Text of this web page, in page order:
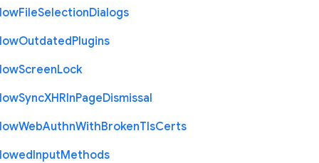
FileSelectionDialogs
OutdatedPlugins
ScreenLock
SyncXHRInPageDismissal
WebAuthnWithBrokenTlsCerts
InputMethods